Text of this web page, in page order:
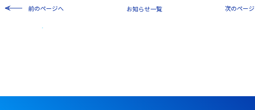
前のページへ 一覧 次のペー